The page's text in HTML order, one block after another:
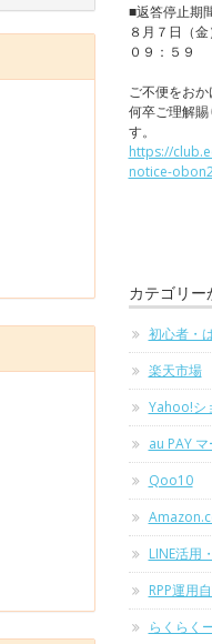
■返答停止期
８月７日（
０９：５９
ご不便をおか
何卒ご理解
す。
https://
notice-
カテゴリー
初心者・
楽天市場
Yahoo!シ
au PAY
Qoo10
LINE活用
RPP運用
らくらく